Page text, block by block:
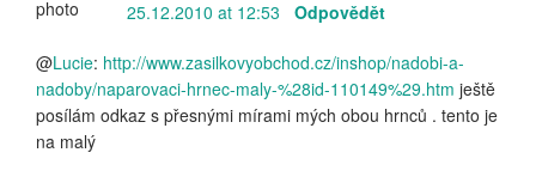
25.12.2010 at 12:53 Odpovědět
@Lucie: http://www.zasilkovyobchod.cz/inshop/nadobi-a-
nadoby/naparovaci-hrnec-maly-%28id-110149%29.htm ještě
posílám odkaz s přesnými mírami mých obou hrnců . tento je
na malý